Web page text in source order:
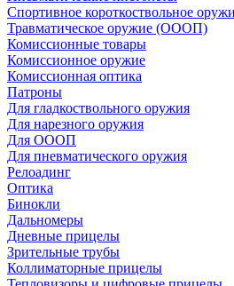
Спортивное короткоствольное
Травматическое оружие (ОООП)
Комиссионные товары
Комиссионное оружие
Комиссионная оптика
Патроны
Для гладкоствольного оружия
Для нарезного оружия
Для ОООП
Для пневматического оружия
Релоадинг
Оптика
Бинокли
Дальномеры
Дневные прицелы
Зрительные трубы
Коллиматорные прицелы